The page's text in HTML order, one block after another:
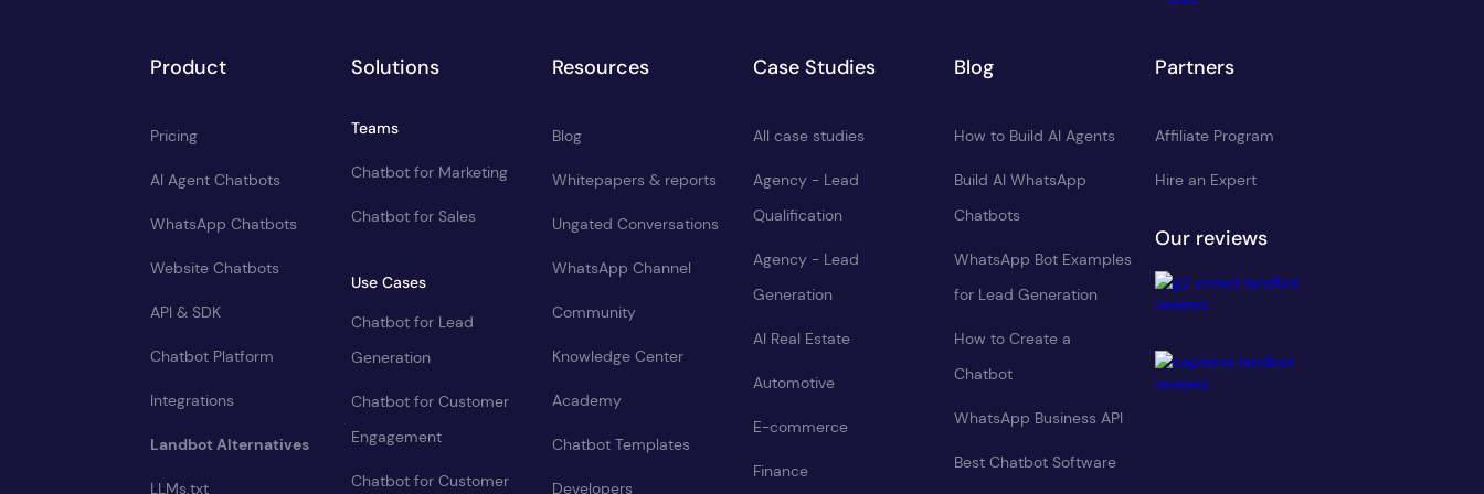
Product
Pricing
AI Agent Chatbots
WhatsApp Chatbots
Website Chatbots
API & SDK
Chatbot Platform
Integrations
Landbot Alternatives
LLMs.txt
Solutions
Teams
Chatbot for Marketing
Chatbot for Sales
Use Cases
Chatbot for Lead
Generation
Chatbot for Customer
Engagement
Chatbot for Customer
Resources
Blog
Whitepapers & reports
Ungated Conversations
WhatsApp Channel
Community
Knowledge Center
Academy
Chatbot Templates
Developers
Case Studies
All case studies
Agency - Lead
Qualification
Agency - Lead
Generation
AI Real Estate
Automotive
E-commerce
Finance
Blog
How to Build AI Agents
Build AI WhatsApp
Chatbots
WhatsApp Bot Examples
for Lead Generation
How to Create a
Chatbot
WhatsApp Business API
Best Chatbot Software
Partners
Affiliate Program
Hire an Expert
Our reviews